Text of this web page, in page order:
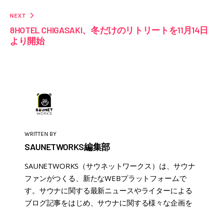
NEXT
8HOTEL CHIGASAKI、冬だけのリトリートを11月14日
より開始
WRITTEN BY
SAUNETWORKS編集部
SAUNETWORKS（サウネットワークス）は、サウナ
ファンがつくる、新たなWEBプラットフォームで
す。サウナに関する最新ニュースやライターによる
ブログ記事をはじめ、サウナに関する様々な企画を